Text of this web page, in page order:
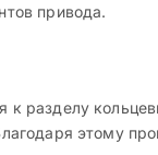
привода.
к разделу
этому